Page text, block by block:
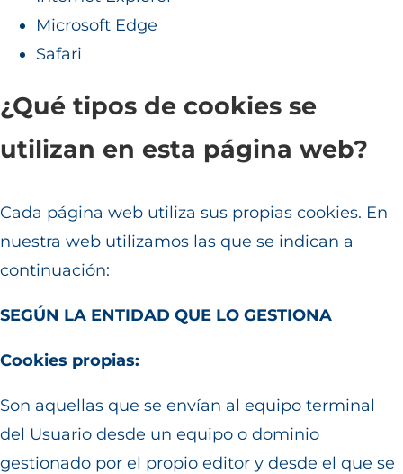
Microsoft Edge
Safari
¿Qué tipos de cookies se
utilizan en esta página web?
Cada página web utiliza sus propias cookies. En
nuestra web utilizamos las que se indican a
continuación:
SEGÚN LA ENTIDAD QUE LO GESTIONA
Cookies propias:
Son aquellas que se envían al equipo terminal
del Usuario desde un equipo o dominio
gestionado por el propio editor y desde el que se